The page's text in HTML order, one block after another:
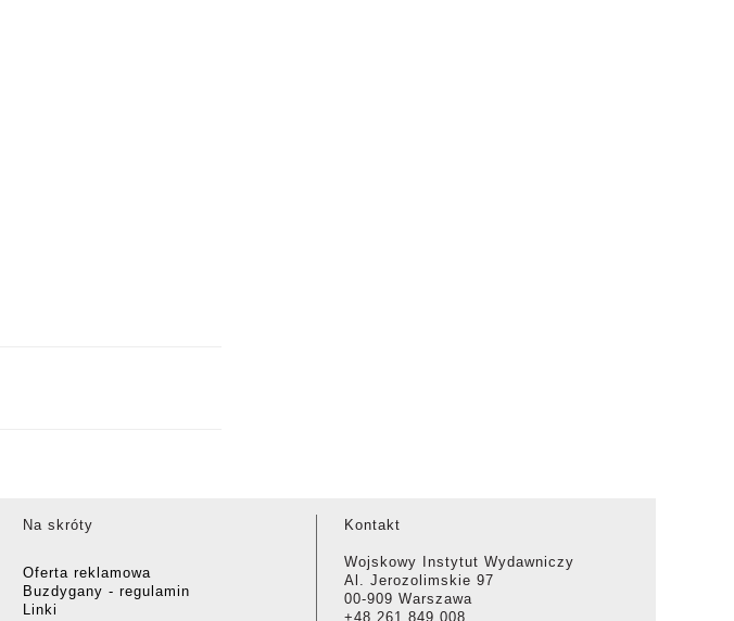
Na skróty
Oferta reklamowa
Buzdygany - regulamin
Linki
Kontakt
Wojskowy Instytut Wydawniczy
Al. Jerozolimskie 97
00-909 Warszawa
+48 261 849 008